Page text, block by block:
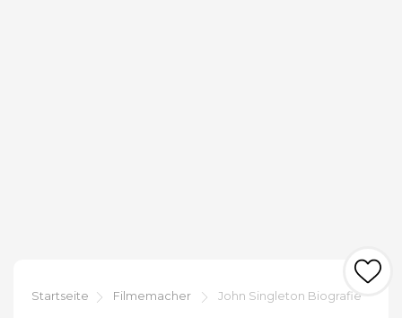
Startseite Filmemacher John Singleton Biografie